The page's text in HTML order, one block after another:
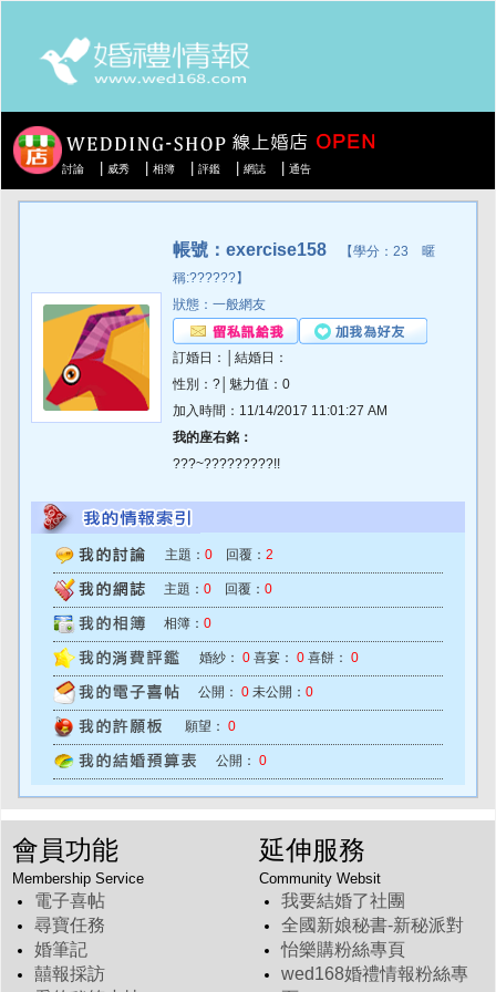
討論 威秀 相簿 評鑑 網誌 通告
帳號：exercise158 【學分：23 暱
稱:??????】
狀態：一般網友
訂婚日：│結婚日：
性別：?│魅力值：0
加入時間：11/14/2017 11:01:27 AM
我的座右銘：
???~?????????!!
主題： 0 回覆： 2
主題： 0 回覆： 0
相簿： 0
婚紗： 0 喜宴： 0 喜餅： 0
公開： 0 未公開： 0
願望： 0
公開： 0
會員功能
Membership Service
電子喜帖
尋寶任務
婚筆記
囍報採訪
延伸服務
Community Websit
我要結婚了社團
全國新娘秘書-新秘派對
怡樂購粉絲專頁
wed168婚禮情報粉絲專